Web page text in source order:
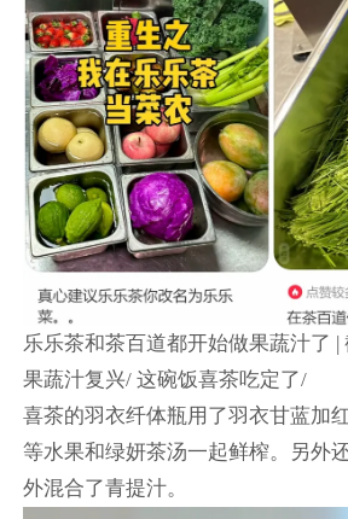
乐乐茶和茶百道都开始做果蔬汁了 |
果蔬汁复兴/ 这碗饭喜茶吃定了/
喜茶的羽衣纤体瓶用了羽衣甘蓝加
等水果和绿妍茶汤一起鲜榨。另外
外混合了青提汁。